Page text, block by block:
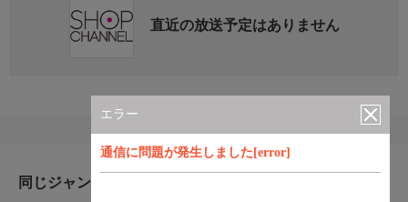
エラー
通信に問題が発生しました[error]
直近の放送予定はありません
同じジャンルのおすすめ番組